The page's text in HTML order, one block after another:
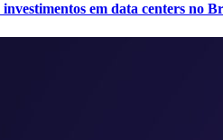
em data centers no